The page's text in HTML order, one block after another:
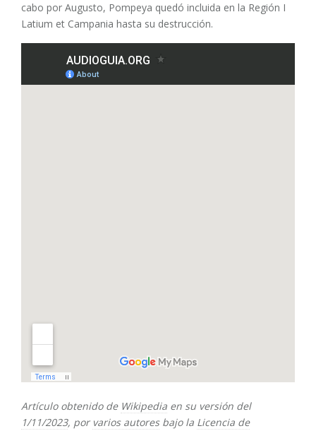
cabo por Augusto, Pompeya quedó incluida en la Región I
Latium et Campania hasta su destrucción.
Artículo obtenido de Wikipedia en su versión del
1/11/2023, por varios autoresbajo la Licencia de